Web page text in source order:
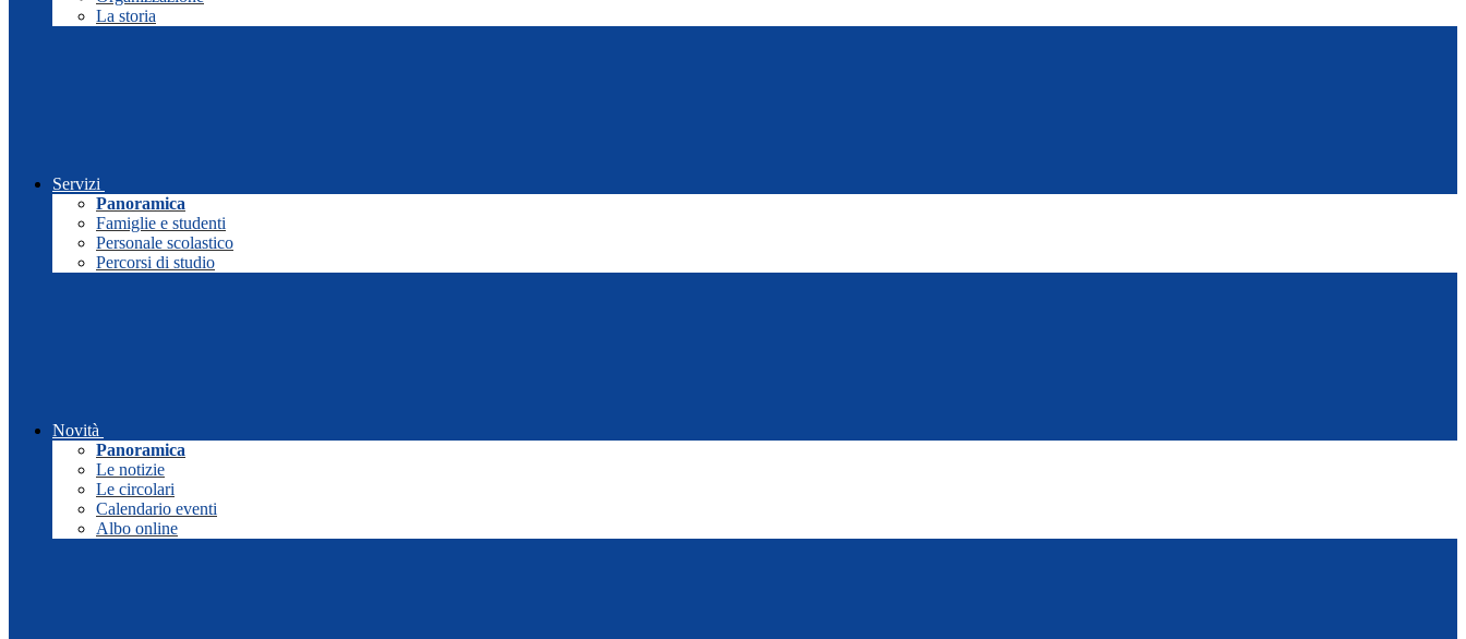
La storia
Servizi
Panoramica
Famiglie e studenti
Personale scolastico
Percorsi di studio
Novità
Panoramica
Le notizie
Le circolari
Calendario eventi
Albo online